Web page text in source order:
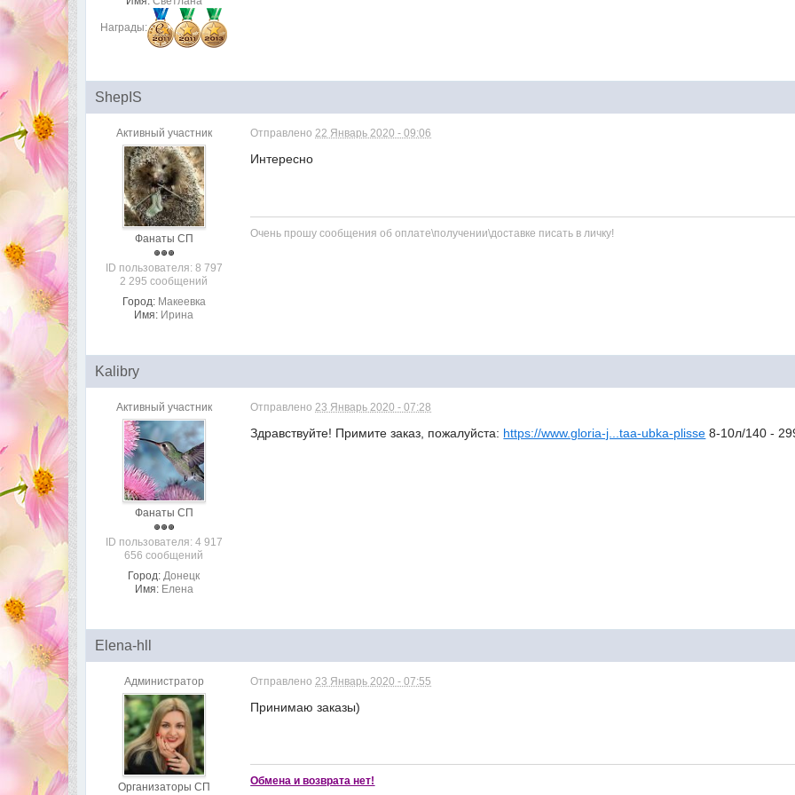
Награды:
ShepIS
Активный участник
Фанаты СП
ID пользователя: 8 797
2 295 сообщений
Город: Макеевка
Имя: Ирина
Отправлено22 Январь 2020 - 09:06
Интересно
Очень прошу сообщения об оплате\получении\доставке писать в личку!
Kalibry
Активный участник
Фанаты СП
ID пользователя: 4 917
656 сообщений
Город: Донецк
Имя: Елена
Отправлено23 Январь 2020 - 07:28
Здравствуйте! Примите заказ, пожалуйста: https://www.gloria-j...taa-ubka-plisse 8-10л/140 -
Elena-hll
Администратор
Организаторы СП
Отправлено23 Январь 2020 - 07:55
Принимаю заказы)
Обмена и возврата нет!